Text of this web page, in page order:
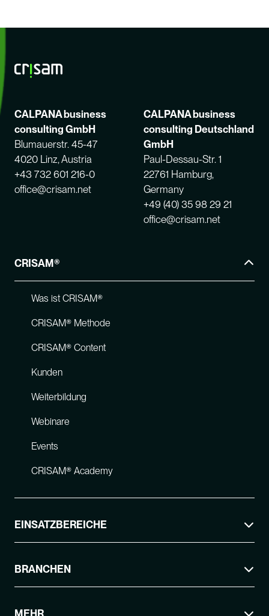
CALPANA business
consulting GmbH
Blumauerstr. 45-47
4020 Linz, Austria
+43 732 601 216-0
office@crisam.net
CALPANA business
consulting Deutschland
GmbH
Paul-Dessau-Str. 1
22761 Hamburg,
Germany
+49 (40) 35 98 29 21
office@crisam.net
CRISAM®
Was ist CRISAM®
CRISAM® Methode
CRISAM® Content
Kunden
Weiterbildung
Webinare
Events
CRISAM® Academy
EINSATZBEREICHE
BRANCHEN
MEHR